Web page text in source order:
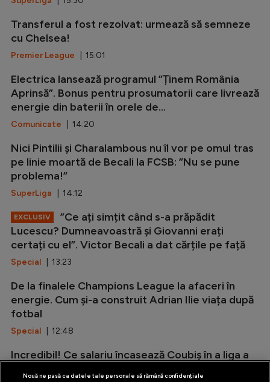
Transferul a fost rezolvat: urmează să semneze
cu Chelsea!
Premier League | 15:01
Electrica lansează programul ”Ținem România
Aprinsă”. Bonus pentru prosumatorii care livrează
energie din baterii în orele de...
Comunicate | 14:20
Nici Pintilii și Charalambous nu îl vor pe omul tras
pe linie moartă de Becali la FCSB: ”Nu se pune
problema!”
SuperLiga | 14:12
EXCLUSIV
”Ce ați simțit când s-a prăpădit
Lucescu? Dumneavoastră și Giovanni erați
certați cu el”. Victor Becali a dat cărțile pe față
Special | 13:23
De la finalele Champions League la afaceri în
energie. Cum și-a construit Adrian Ilie viața după
fotbal
Special | 12:48
Incredibil! Ce salariu încasează Coubiș în a liga a
Nouă ne pasă ca datele tale personale să rămână confidențiale